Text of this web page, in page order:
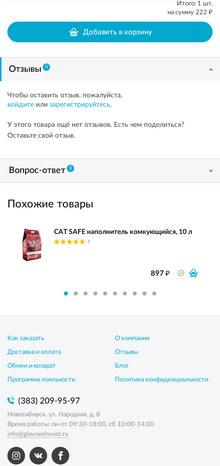
Итого: 1 шт.
на сумму 222 ₽
Добавить в корзину
Отзывы 0
Чтобы оставить отзыв, пожалуйста,
войдите или зарегистрируйтесь.
У этого товара ещё нет отзывов. Есть чем поделиться?
Оставьте свой отзыв.
Вопрос-ответ 0
Похожие товары
CAT SAFE наполнитель комкующийся, 10 л
1
897₽
Как заказать
Доставка и оплата
Обмен и возврат
Программа лояльности
О компании
Отзывы
Блог
Политика конфиденциальности
(383) 209-95-97
Новосибирск, ул. Народная, д. 8
Время работы: пн-пт 09:30-18:00, сб 10:00-14:00
info@glavnoehvost.ru